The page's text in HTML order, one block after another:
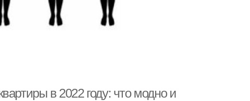
в 2022 году: что модно и